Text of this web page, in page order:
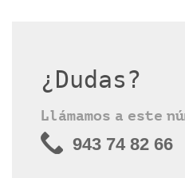
¿Dudas?
Llámamos a este
943 74 82 66